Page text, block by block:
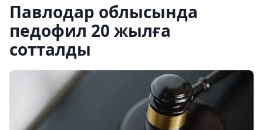
Павлодар облысында
педофил 20 жылға
сотталды